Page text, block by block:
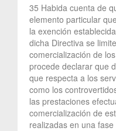
35 Habida cuenta de
elemento particular
la exención
dicha Directiva se
comercialización de
procede declarar que
que respecta a los
como los
las prestaciones
comercialización de
realizadas en una fase